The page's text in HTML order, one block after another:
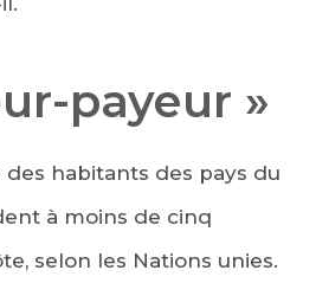
payeur »
habitants des pays du
à moins de cinq
selon les Nations unies.